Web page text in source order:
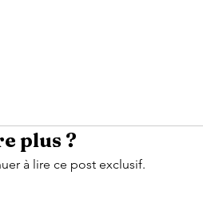
plus ?
à lire ce post exclusif.